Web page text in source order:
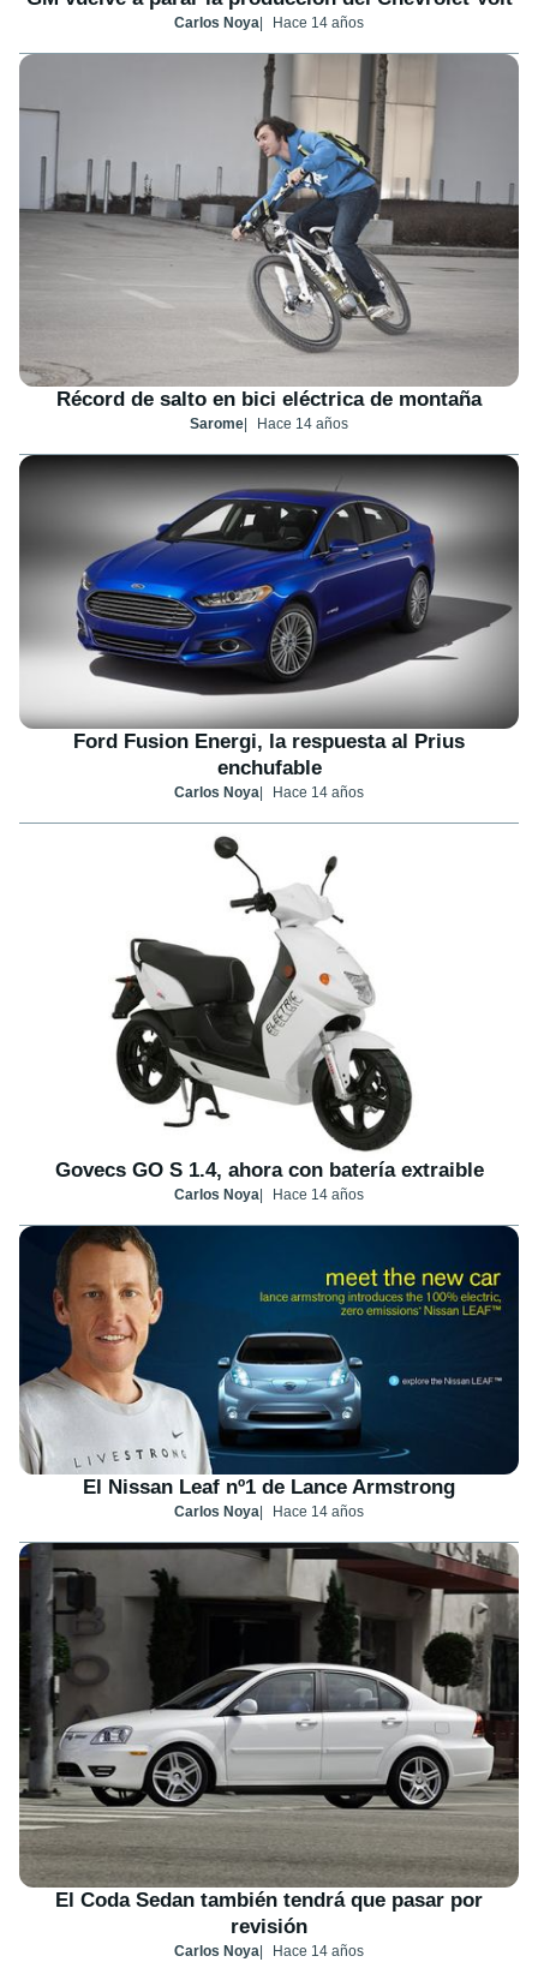
Carlos Noya Hace 14 años
Récord de salto en bici eléctrica de montaña
Sarome Hace 14 años
Ford Fusion Energi, la respuesta al Prius
enchufable
Carlos Noya Hace 14 años
Govecs GO S 1.4, ahora con batería extraible
Carlos Noya Hace 14 años
El Nissan Leaf nº1 de Lance Armstrong
Carlos Noya Hace 14 años
El Coda Sedan también tendrá que pasar por
revisión
Carlos Noya Hace 14 años